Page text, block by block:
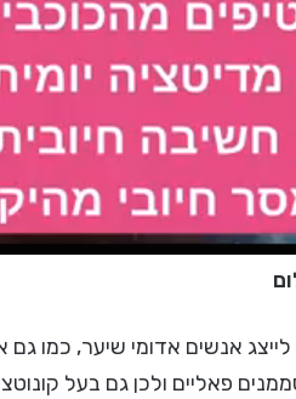
לייצג אנשים אדומי שיער, כמו
פאליים ולכן גם בעל